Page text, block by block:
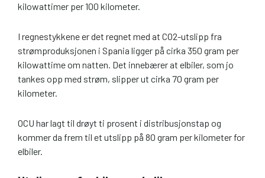
kilowattimer per 100 kilometer.
I regnestykkene er det regnet med at CO2-utslipp fra
strømproduksjonen i Spania ligger på cirka 350 gram per
kilowattime om natten. Det innebærer at elbiler, som jo
tankes opp med strøm, slipper ut cirka 70 gram per
kilometer.
OCU har lagt til drøyt ti prosent i distribusjonstap og
kommer da frem til et utslipp på 80 gram per kilometer for
elbiler.